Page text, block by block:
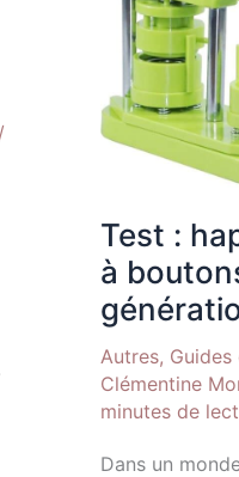
/
Test :
à
Autres,
Clémentine
minutes de
Dans un